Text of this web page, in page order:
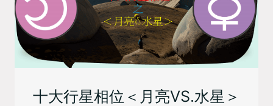
十大行星相位＜月亮VS.水星＞